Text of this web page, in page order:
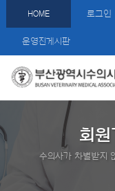
HOME 로그인
운영진게시판
회
수의사가 차별받지